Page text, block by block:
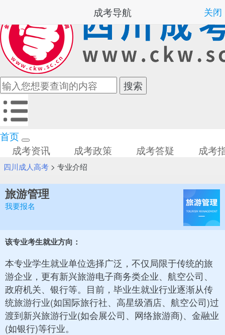
首页
成考资讯
成考政策 成考答疑 成考
四川成人高考> 专业介绍
旅游管理
我要报名
该专业考生就业方向：
本专业学生就业单位选择广泛，不仅局限于传统的旅
游企业，更有新兴旅游电子商务类企业、航空公司、
政府机关、银行等。目前，毕业生就业行业逐渐从传
统旅游行业(如国际旅行社、高星级酒店、航空公司)过
渡到新兴旅游行业(如会展公司、网络旅游商)、金融业
(如银行)等行业。
成考导航 关闭